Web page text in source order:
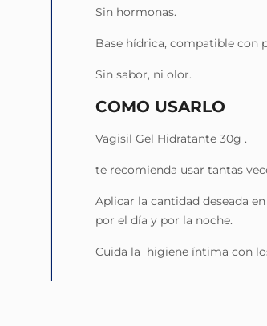
Sin hormonas.
Base hídrica, compatible con
Sin sabor, ni olor.
COMO USARLO
Vagisil Gel Hidratante 30g .
te recomienda usar tantas
Aplicar la cantidad deseada
por el día y por la noche.
Cuida la higiene íntima con